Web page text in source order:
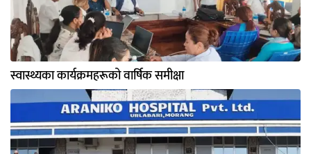
स्वास्थ्यका कार्यक्रमहरूको वार्षिक समीक्षा